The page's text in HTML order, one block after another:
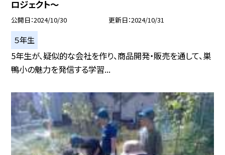
ロジェクト〜
公開日 2024/10/30 更新日 2024/10/31
５年生
5年生が、疑似的な会社を作り、商品開発・販売を通して、巣
鴨小の魅力を発信する学習...